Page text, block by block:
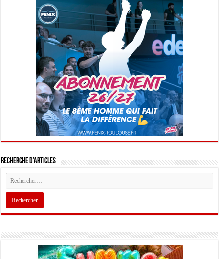
Recherche d’articles